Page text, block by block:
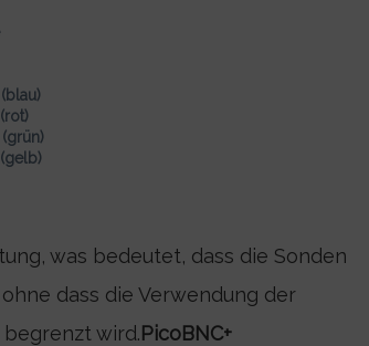
was bedeutet, dass die Sonden
dass die Verwendung der
wird. PicoBNC+